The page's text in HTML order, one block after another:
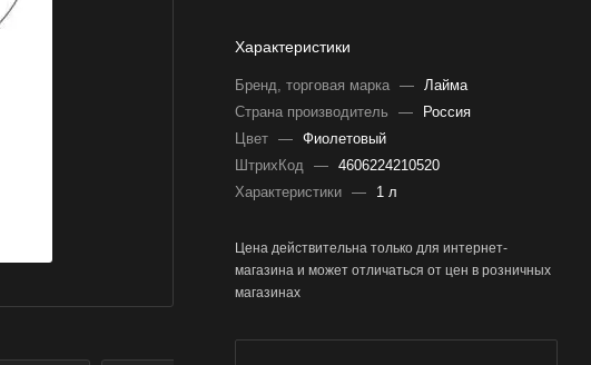
Характеристики
Бренд, торговая марка — Лайма
Страна производитель
—
Россия
Цвет — Фиолетовый
ШтрихКод — 4606224210520
Характеристики — 1 л
Цена действительна только для интернет-
магазина и может отличаться от цен в розничных
магазинах